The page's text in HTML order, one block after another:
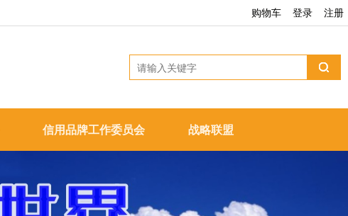
登录 注册
购物车
信用品牌工作委员会 战略联盟